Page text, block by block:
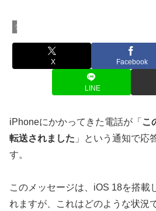
デジタルメディアとソーシャルネットワーキング
X Facebook
LINE
iPhoneにかかってきた電話が「 こ
転送されました 」という通知で応
す。
このメッセージは、iOS 18を搭載
れますが、これはどのような状況